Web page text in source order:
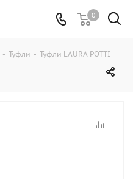
0
- Туфли - Туфли LAURA POTTI